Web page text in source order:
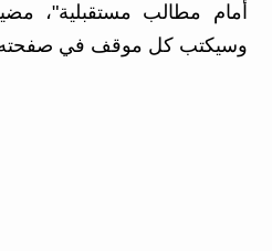
أمام مطالب مستقبلية"،
وسيكتب كل موقف في صفحته